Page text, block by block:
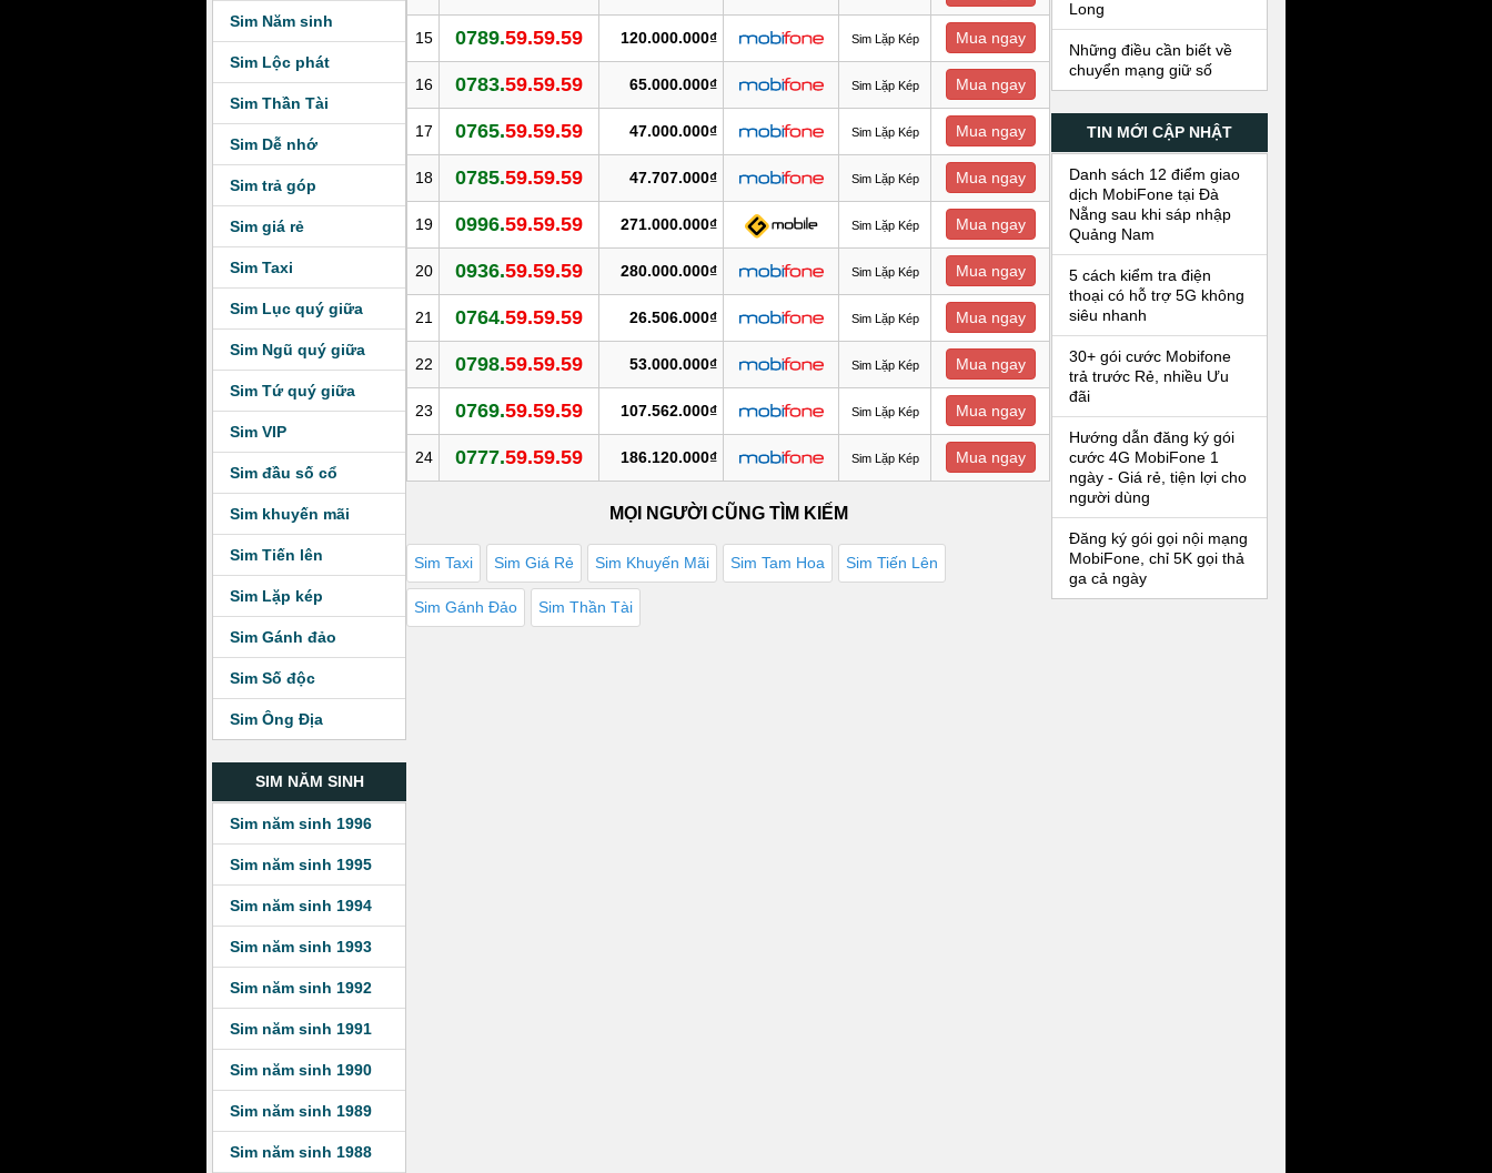
Sim Năm sinh
Sim Lộc phát
Sim Thần Tài
Sim Dễ nhớ
Sim trả góp
Sim giá rẻ
Sim Taxi
Sim Lục quý giữa
Sim Ngũ quý giữa
Sim Tứ quý giữa
Sim VIP
Sim đầu số cổ
Sim khuyến mãi
Sim Tiến lên
Sim Lặp kép
Sim Gánh đảo
Sim Số độc
Sim Ông Địa
SIM NĂM SINH
Sim năm sinh 1996
Sim năm sinh 1995
Sim năm sinh 1994
Sim năm sinh 1993
Sim năm sinh 1992
Sim năm sinh 1991
Sim năm sinh 1990
Sim năm sinh 1989
Sim năm sinh 1988
15 0789.59.59.59 120.000.000₫ Sim Lặp Kép Mua ngay
16 0783.59.59.59 65.000.000₫ Sim Lặp Kép Mua ngay
17 0765.59.59.59 47.000.000₫ Sim Lặp Kép Mua ngay
18 0785.59.59.59 47.707.000₫ Sim Lặp Kép Mua ngay
19 0996.59.59.59 271.000.000₫ Sim Lặp Kép Mua ngay
20 0936.59.59.59 280.000.000₫ Sim Lặp Kép Mua ngay
21 0764.59.59.59 26.506.000₫ Sim Lặp Kép Mua ngay
22 0798.59.59.59 53.000.000₫ Sim Lặp Kép Mua ngay
23 0769.59.59.59 107.562.000₫ Sim Lặp Kép Mua ngay
24 0777.59.59.59 186.120.000₫ Sim Lặp Kép Mua ngay
MỌI NGƯỜI CŨNG TÌM KIẾM
Sim Taxi Sim Giá Rẻ Sim Khuyến Mãi Sim Tam Hoa Sim Tiến Lên
Sim Gánh Đảo Sim Thần Tài
Long
Những điều cần biết về
chuyển mạng giữ số
TIN MỚI CẬP NHẬT
Danh sách 12 điểm giao
dịch MobiFone tại Đà
Nẵng sau khi sáp nhập
Quảng Nam
5 cách kiểm tra điện
thoại có hỗ trợ 5G không
siêu nhanh
30+ gói cước Mobifone
trả trước Rẻ, nhiều Ưu
đãi
Hướng dẫn đăng ký gói
cước 4G MobiFone 1
ngày - Giá rẻ, tiện lợi cho
người dùng
Đăng ký gói gọi nội mạng
MobiFone, chỉ 5K gọi thả
ga cả ngày